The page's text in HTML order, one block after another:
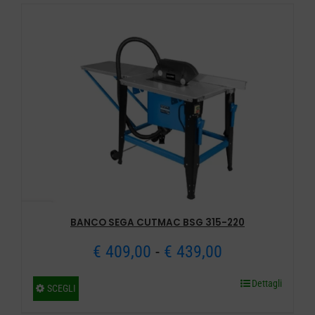
BANCO SEGA CUTMAC BSG 315-220
€ 409,00 - € 439,00
SCEGLI Dettagli